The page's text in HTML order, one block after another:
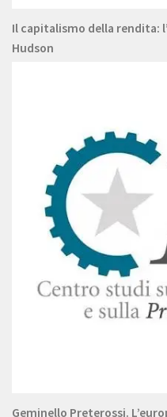
Il capitalismo della rendita:
Hudson
Geminello Preterossi.